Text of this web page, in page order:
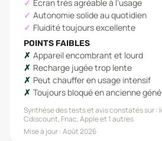
Écran très agréable à l’usage
Autonomie solide au quotidien
Fluidité toujours excellente
POINTS FAIBLES
Appareil encombrant et lourd
Recharge jugée trop lente
Peut chauffer en usage intensif
Toujours bloqué en ancienne
Synthèse des tests et avis constatés sur :
Cdiscount, Fnac, Appleet 1 autres
Mise à jour :Août 2026